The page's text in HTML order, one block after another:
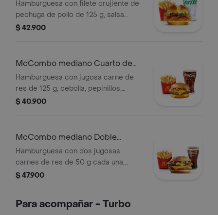
McCrispy Bacon Ranch
Hamburguesa con filete crujiente de
pechuga de pollo de 125 g, salsa
ranch, tocineta ahumada, lechuga
medianas y bebida mediana a
$ 42.900
McCombo mediano Cuarto de
Libra con Queso
Hamburguesa con jugosa carne de
res de 125 g, cebolla, pepinillos,
queso cheddar cremoso, salsa de
medianas y bebida mediana a
$ 40.900
McCombo mediano Doble
Cuarto de Libra con Queso
Hamburguesa con dos jugosas
carnes de res de 50 g cada una,
doble queso cheddar cremoso,
Acompañada de papas fritas
$ 47.900
Para acompañar - Turbo